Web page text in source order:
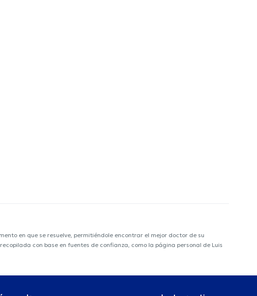
en que se resuelve, permitiéndole encontrar el mejor doctor de su
con base en fuentes de confianza, como la página personal de Luis